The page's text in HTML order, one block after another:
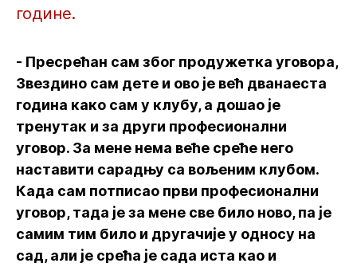
године.
- Пресрећан сам због продужетка уговора,
Звездино сам дете и ово је већ дванаеста
година како сам у клубу, а дошао је
тренутак и за други професионални
уговор. За мене нема веће среће него
наставити сарадњу са вољеним клубом.
Када сам потписао први професионални
уговор, тада је за мене све било ново, па је
самим тим било и другачије у односу на
сад, али је срећа је сада иста као и